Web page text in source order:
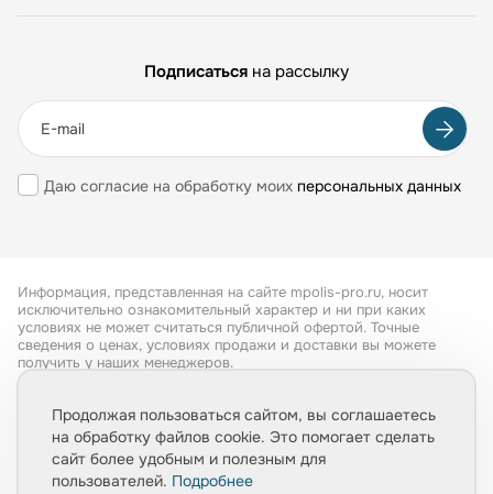
Подписаться на рассылку
Даю согласие на обработку моих персональных данных
Информация, представленная на сайте mpolis-pro.ru, носит
исключительно ознакомительный характер и ни при каких
условиях не может считаться публичной офертой. Точные
сведения о ценах, условиях продажи и доставки вы можете
получить у наших менеджеров.
Обработка персональных данных
Политика конфиденциальности
Продолжая пользоваться сайтом, вы соглашаетесь
на обработку файлов cookie. Это помогает сделать
сайт более удобным и полезным для
пользователей. Подробнее